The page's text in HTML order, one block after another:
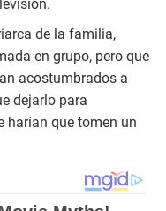
de la familia,
en grupo, pero que
acostumbrados a
dejarlo para
harían que tomen un